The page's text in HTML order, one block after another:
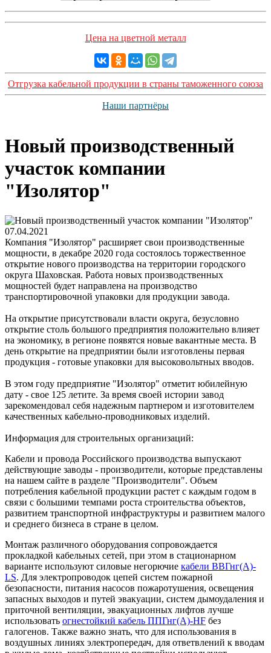
Цена на цветной металл
Отгрузка кабельной продукции в страны таможенного союза
Наши партнёры
Новый производственный
участок компании
"Изолятор"
07.04.2021
Компания "Изолятор" расширяет свои производственные
мощности, в декабре 2020 года состоялось торжественное
открытие нового производства на территории городского
округа Шаховская. Работа новых производственных
мощностей будет направлена на производство
транспортировочной упаковки для продукции завода.
На открытие присутствовали власти округа, безусловно
открытие столь большого предприятия положительно влияет
на экономику, в регионе появятся новые вакантные места. В
день открытие на предприятии были изготовлены первая
продукция - готовые упаковки для высоковольтных вводов.
В этом году предприятие "Изолятор" отметит юбилейную
дату - свое 125 летите. За время своей истории завод
зарекомендовал себя надежным партнером и изготовителем
качественных кабельно-проводниковых изделий.
Информация для строительных организаций:
Кабели и провода Российского производства выпускают
действующие заводы - производители, которые представлены
на нашем сайте в разделе "Производители". Объем
потребления кабельной продукции растет с каждым годом в
связи с большими темпами роста строительства объектов,
развитием транспортной инфраструктуры и развитием малого
и среднего бизнеса в стране в целом.
Монтаж различного оборудования сопровождается
прокладкой кабельных сетей, при этом в стационарном
варианте используют силовые негорючие кабели ВВГнг(А)-
LS. Для электропроводок цепей систем пожарной
безопасности, питания насосов пожаротушения, освещения
запасных выходов и путей эвакуации, систем дымоудаления и
приточной вентиляции, эвакуационных лифтов лучше
использовать огнестойкий кабель ППГнг(А)-HF без
галогенов. Также важно знать, что для использования в
воздушных линиях электропередач, для ответвлений к вводам